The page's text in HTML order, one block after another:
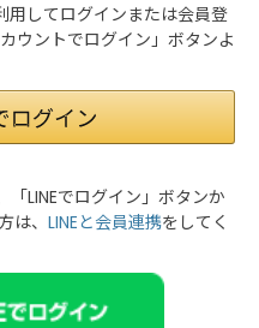
してログインまたは会員登
ウントでログイン」ボタンよ
「LINEでログイン」ボタンか
は、 LINEと会員連携をしてく